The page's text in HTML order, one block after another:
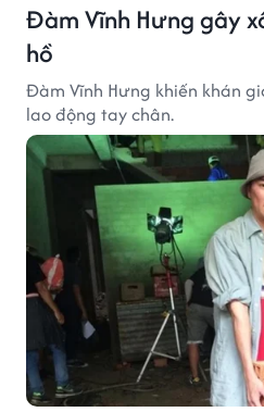
Đàm Vĩnh Hưng gây
hồ
Đàm Vĩnh Hưng khiến khán
lao động tay chân.